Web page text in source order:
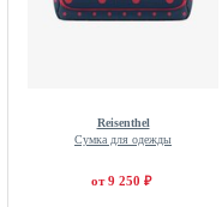
Reisenthel
Сумка для одежды
от 9 250 ₽